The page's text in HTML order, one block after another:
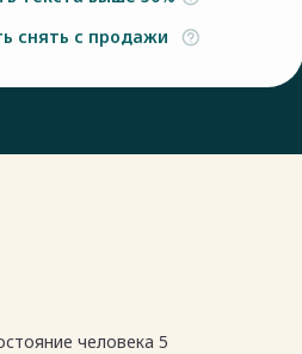
снять с продажи
человека 5